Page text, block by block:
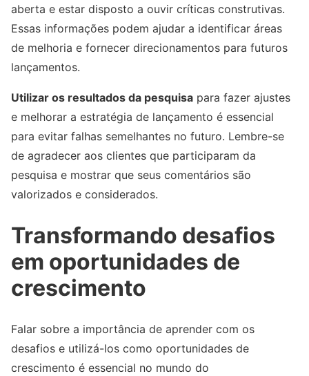
aberta e estar disposto a ouvir críticas construtivas.
Essas informações podem ajudar a identificar áreas
de melhoria e fornecer direcionamentos para futuros
lançamentos.
Utilizar os resultados da pesquisa para fazer ajustes
e melhorar a estratégia de lançamento é essencial
para evitar falhas semelhantes no futuro. Lembre-se
de agradecer aos clientes que participaram da
pesquisa e mostrar que seus comentários são
valorizados e considerados.
Transformando desafios
em oportunidades de
crescimento
Falar sobre a importância de aprender com os
desafios e utilizá-los como oportunidades de
crescimento é essencial no mundo do